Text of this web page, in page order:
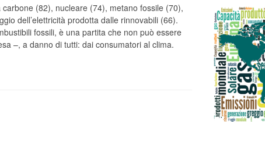
(82), nucleare (74), metano fossile (70),
dell’elettricità prodotta dalle rinnovabili (66).
fossili, è una partita che non può essere
–, a danno di tutti: dai consumatori al clima.